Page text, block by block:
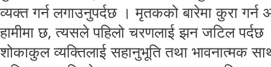
व्यक्त गर्न लगाउनुपर्दछ । मृतकको बारेमा कुरा गर्न
हामीमा छ, त्यसले पहिलो चरणलाई झन जटिल पर्दछ
शोकाकुल व्यक्तिलाई सहानुभूति तथा भावनात्मक